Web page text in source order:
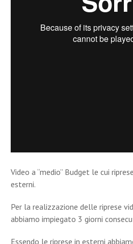
Video a “medio” Budget le cui
esterni.
Per la realizzazione delle riprese
abbiamo impiegato 3 giorni
Essendo le riprese in esterni